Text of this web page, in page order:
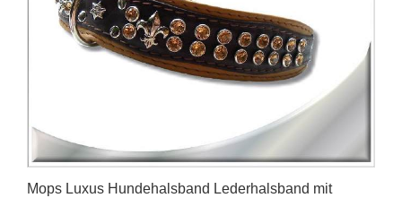
Mops Luxus Hundehalsband Lederhalsband mit